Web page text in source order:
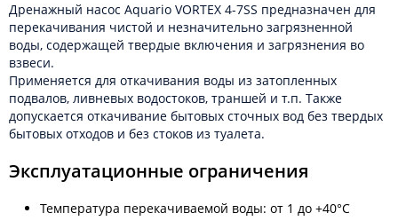
Дренажный насос Aquario VORTEX 4-7SS предназначен для
перекачивания чистой и незначительно загрязненной
воды, содержащей твердые включения и загрязнения во
взвеси.
Применяется для откачивания воды из затопленных
подвалов, ливневых водостоков, траншей и т.п. Также
допускается откачивание бытовых сточных вод без твердых
бытовых отходов и без стоков из туалета.
Эксплуатационные ограничения
Температура перекачиваемой воды: от 1 до +40°С